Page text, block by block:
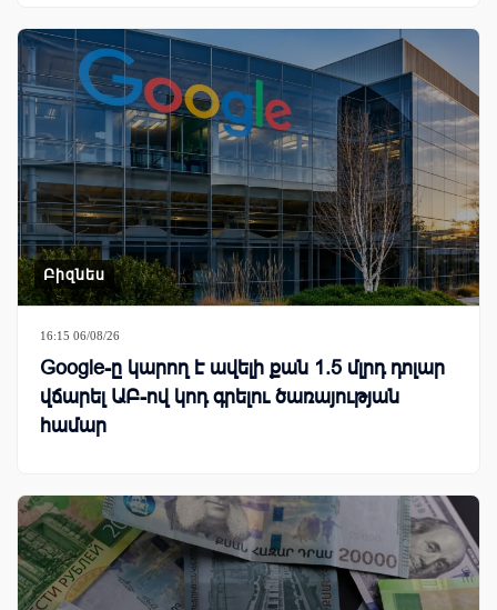
Բիզնես
16:15 06/08/26
Google-ը կարող է ավելի քան 1.5 մլրդ դոլար
վճարել ԱԲ-ով կոդ գրելու ծառայության
համար